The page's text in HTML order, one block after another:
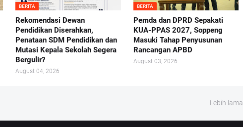
BERITA
Rekomendasi Dewan
Pendidikan Diserahkan,
Penataan SDM Pendidikan dan
Mutasi Kepala Sekolah Segera
Bergulir?
August 04, 2026
BERITA
Pemda dan DPRD Sepakati
KUA-PPAS 2027, Soppeng
Masuki Tahap Penyusunan
Rancangan APBD
August 03, 2026
Lebih lama